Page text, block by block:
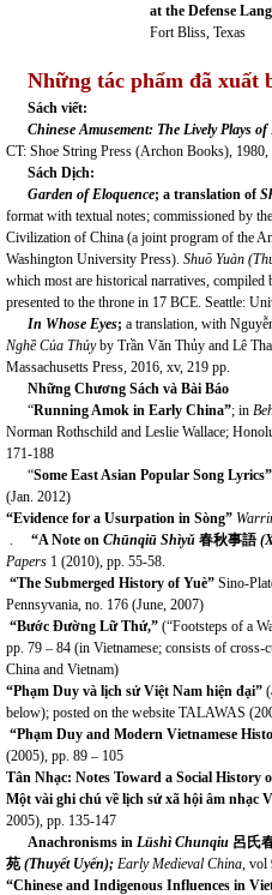
at the Defense
Fort Bliss, Texas
Những tác phẩm đã xuất
Sách viết:
Chinese Amusement: The Lively Plays
CT: Shoe String Press (Archon Books),
Sách Dịch:
Garden of Eloquence; a translation of
format with textual notes; commissioned by
Civilization of China (a joint program of the
Washington University Press). Shuō Yuàn
which most are historical narratives,
presented to the throne in 17 BCE. Seattle:
In Whose Eyes; a translation, with
Nghề Của Thủy by Trần Văn Thủy and Lê
Massachusetts Press, 2016, xv, 219 pp.
Những Chương Sách và Bài Báo
“Running Amok in Early China”; in
Norman Rothschild and Leslie Wallace;
171-188
“Some East Asian Popular Song Lyrics”
(Jan. 2012)
“Evidence for a Usurpation in Sòng”
. “A Note on Chūnqiū Shìyǔ 春秋事語 (
Papers 1 (2010), pp. 55-58.
“The Submerged History of Yuè” Sino-
Pennsyvania, no. 176 (June, 2007)
“Bước Đường Lữ Thứ,” (“Footsteps of a
pp. 79 – 84 (in Vietnamese; consists of
China and Vietnam)
“Phạm Duy và lịch sử Việt Nam hiện đại”
below); posted on the website TALAWAS
“Phạm Duy and Modern Vietnamese
(2005), pp. 89 – 105
Tân Nhạc: Notes Toward a Social History
Một vài ghi chú về lịch sử xã hội âm nhạc
2005), pp. 135-147
Anachronisms in Lüshì Chunqiu 呂氏
苑 (Thuyết Uyển); Early Medieval China, vol
“Chinese and Indigenous Influences in